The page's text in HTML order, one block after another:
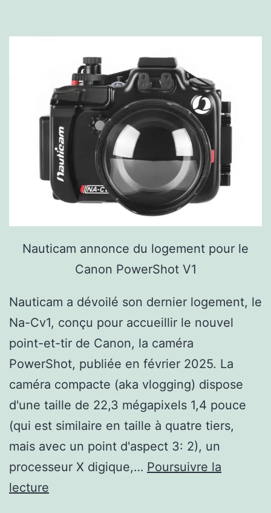
Nauticam annonce du logement pour le
Canon PowerShot V1
Nauticam a dévoilé son dernier logement, le
Na-Cv1, conçu pour accueillir le nouvel
point-et-tir de Canon, la caméra
PowerShot, publiée en février 2025. La
caméra compacte (aka vlogging) dispose
d'une taille de 22,3 mégapixels 1,4 pouce
(qui est similaire en taille à quatre tiers,
mais avec un point d'aspect 3: 2), un
processeur X digique,… Poursuivre la
lecture